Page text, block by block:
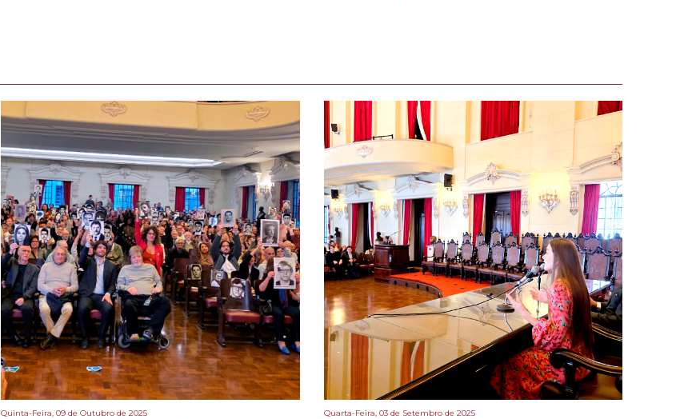
Quinta-Feira, 09 de Outubro de 2025 Quarta-Feira, 03 de Setembro de 2025